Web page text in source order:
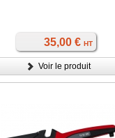
35,00 € HT
Voir le produit